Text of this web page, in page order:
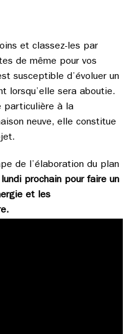
et classez-les par
de même pour vos
susceptible d’évoluer un
lorsqu’elle sera aboutie.
particulière à la
neuve, elle constitue
de l’élaboration du plan
prochain pour faire un
et les